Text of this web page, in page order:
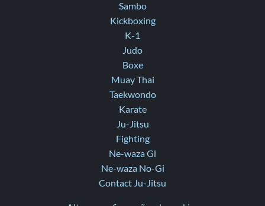
Sambo
Kickboxing
K-1
Judo
Boxe
Muay Thai
Taekwondo
Karate
Ju-Jitsu
Fighting
Ne-waza Gi
Ne-waza No-Gi
Contact Ju-Jitsu